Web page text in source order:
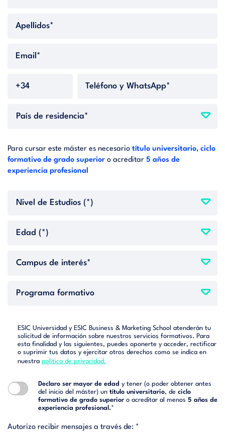
Para cursar este máster es necesario título universitario, ciclo
formativo de grado superior o acreditar 5 años de
experiencia profesional
ESIC Universidad y ESIC Business & Marketing School atenderán tu
solicitud de información sobre nuestros servicios formativos. Para
esta finalidad y las siguientes, puedes oponerte y acceder, rectificar
o suprimir tus datos y ejercitar otros derechos como se indica en
nuestra política de privacidad.
Declaro ser mayor de edad y tener (o poder obtener antes
del inicio del máster) un título universitario, de ciclo
formativo de grado superioro acreditar al menos 5 años de
experiencia profesional.*
Autorizo recibir mensajes a través de: *